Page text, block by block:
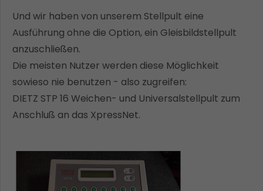
info@yourdomain.com
About us
Lorem ipsum dolor sit amet, consectetuer
adipiscing elit.
Aenean commodo ligula eget dolor. Aenean massa.
Cum sociis natoque penatibus et magnis dis
Und wir haben von unserem Stellpult eine
Ausführung ohne die Option, ein Gleisbildstellpult
anzuschließen.
Die meisten Nutzer werden diese Möglichkeit
sowieso nie benutzen - also zugreifen:
DIETZ STP 16 Weichen- und Universalstellpult zum
Anschluß an das XpressNet.